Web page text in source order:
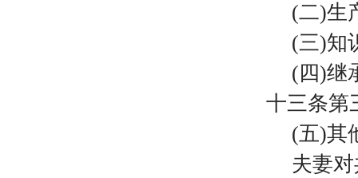
(二)生
(三)知
(四)继
十三条第
(五)其
夫妻